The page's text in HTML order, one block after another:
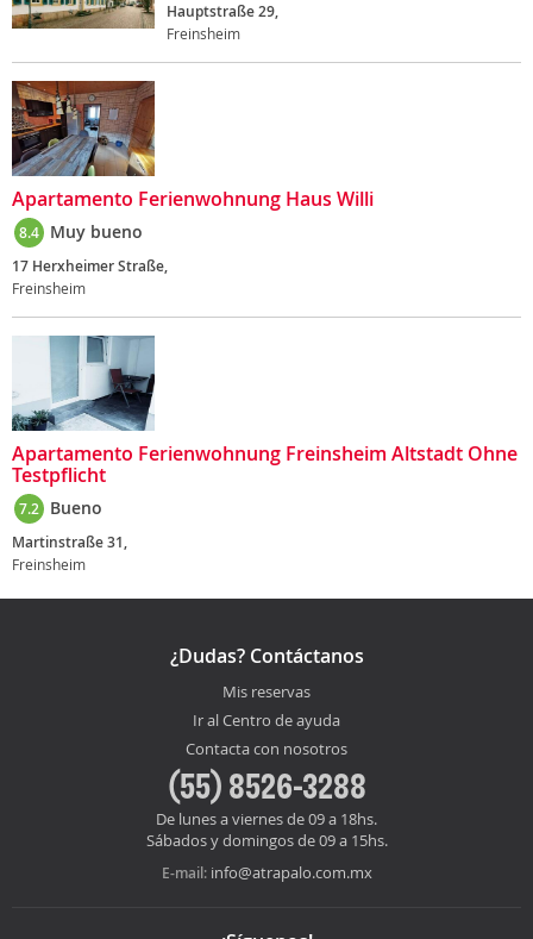
Hauptstraße 29,
Freinsheim
Apartamento Ferienwohnung Haus Willi
8.4 Muy bueno
17 Herxheimer Straße,
Freinsheim
Apartamento Ferienwohnung Freinsheim Altstadt Ohne
Testpflicht
7.2 Bueno
Martinstraße 31,
Freinsheim
¿Dudas? Contáctanos
Mis reservas
Ir al Centro de ayuda
Contacta con nosotros
(55) 8526-3288
De lunes a viernes de 09 a 18hs.
Sábados y domingos de 09 a 15hs.
E-mail: info@atrapalo.com.mx